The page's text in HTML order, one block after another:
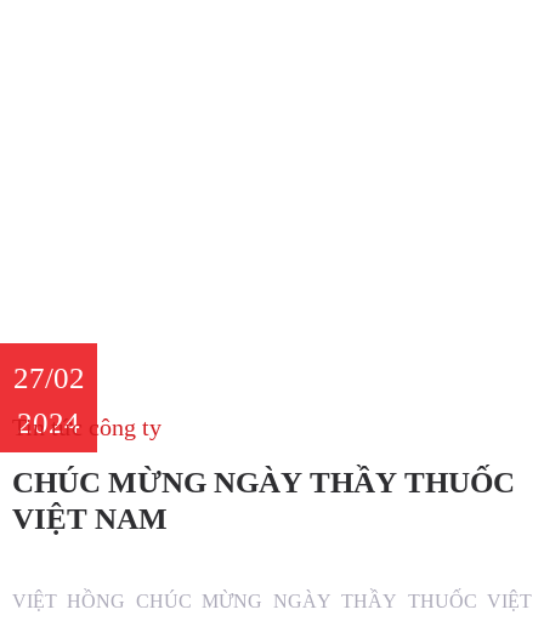
27/02
2024
Tin tức công ty
CHÚC MỪNG NGÀY THẦY THUỐC
VIỆT NAM
VIỆT HỒNG CHÚC MỪNG NGÀY THẦY THUỐC VIỆT